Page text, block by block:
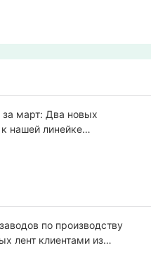
за март: Два новых
нашей линейке
по производству
лент клиентами из